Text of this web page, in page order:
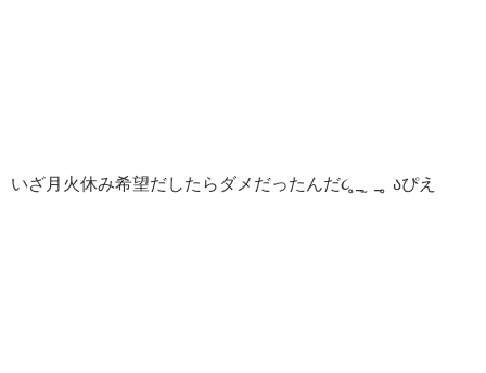
いざ月火休み希望だしたらダメだったんだ૮ ̥_ ̫ _ ̥ აぴえ